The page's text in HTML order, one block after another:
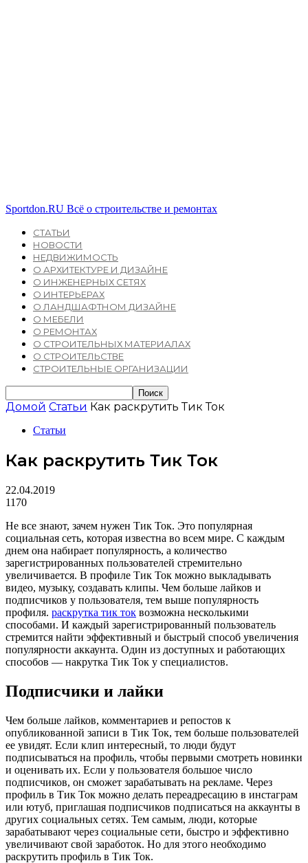
Sportdon.RU Всё о строительстве и ремонтах
СТАТЬИ
НОВОСТИ
НЕДВИЖИМОСТЬ
О АРХИТЕКТУРЕ И ДИЗАЙНЕ
О ИНЖЕНЕРНЫХ СЕТЯХ
О ИНТЕРЬЕРАХ
О ЛАНДШАФТНОМ ДИЗАЙНЕ
О МЕБЕЛИ
О РЕМОНТАХ
О СТРОИТЕЛЬНЫХ МАТЕРИАЛАХ
О СТРОИТЕЛЬСТВЕ
СТРОИТЕЛЬНЫЕ ОРГАНИЗАЦИИ
Домой Статьи Как раскрутить Тик Ток
Статьи
Как раскрутить Тик Ток
22.04.2019
1170
Не все знают, зачем нужен Тик Ток. Это популярная
социальная сеть, которая известна во всем мире. С каждым
днем она набирает популярность, а количество
зарегистрированных пользователей стремительно
увеличивается. В профиле Тик Ток можно выкладывать
видео, музыку, создавать клипы. Чем больше лайков и
подписчиков у пользователя, тем выше популярность
профиля. раскрутка тик ток возможна несколькими
способами. И каждый зарегистрированный пользователь
стремится найти эффективный и быстрый способ увеличения
популярности аккаунта. Один из доступных и работающих
способов — накрутка Тик Ток у специалистов.
Подписчики и лайки
Чем больше лайков, комментариев и репостов к
опубликованной записи в Тик Ток, тем больше пользователей
ее увидят. Если клип интересный, то люди будут
подписываться на профиль, чтобы первыми смотреть новинки
и оценивать их. Если у пользователя большое число
подписчиков, он сможет зарабатывать на рекламе. Через
профиль в Тик Ток можно делать переадресацию в инстаграм
или ютуб, приглашая подписчиков подписаться на аккаунты в
других социальных сетях. Тем самым, люди, которые
зарабатывают через социальные сети, быстро и эффективно
увеличивают свой заработок. Но для этого необходимо
раскрутить профиль в Тик Ток.